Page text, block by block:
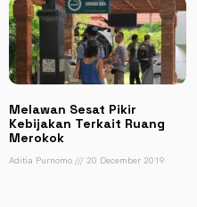
Melawan Sesat Pikir
Kebijakan Terkait Ruang
Merokok
Aditia Purnomo 20 December 2019